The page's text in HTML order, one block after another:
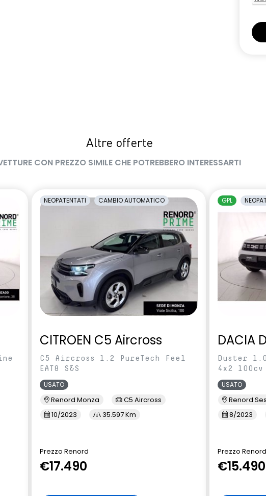
Altre offerte
CON PREZZO SIMILE CHE POTREBBERO INTERESSARTI
NEOPATENTATI CAMBIO AUTOMATICO
CITROEN C5 Aircross
C5 Aircross 1.2 PureTech Feel
EAT8 S&S
USATO
Renord Monza
C5 Aircross
10/2023
35.597 Km
Prezzo Renord
€17.490
GPL
DACIA
Duster
4x2 100cv
USATO
Renord
8/2023
Prezzo Renord
€15.490